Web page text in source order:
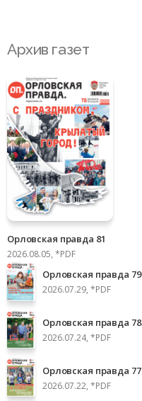
Архив газет
Орловская правда 81
2026.08.05, *PDF
Орловская правда 79
2026.07.29, *PDF
Орловская правда 78
2026.07.24, *PDF
Орловская правда 77
2026.07.22, *PDF